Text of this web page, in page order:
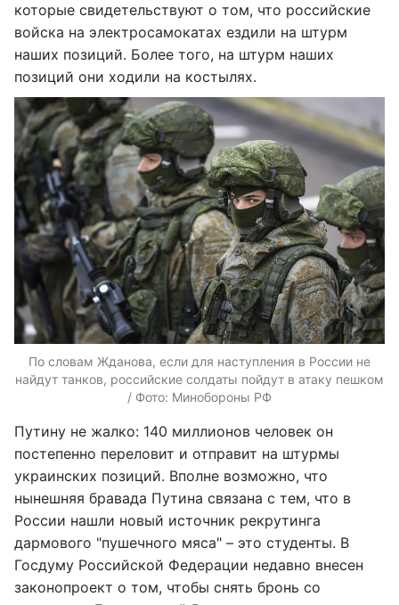
которые свидетельствуют о том, что российские
войска на электросамокатах ездили на штурм
наших позиций. Более того, на штурм наших
позиций они ходили на костылях.
По словам Жданова, если для наступления в России не
найдут танков, российские солдаты пойдут в атаку пешком
/ Фото: Минобороны РФ
Путину не жалко: 140 миллионов человек он
постепенно переловит и отправит на штурмы
украинских позиций. Вполне возможно, что
нынешняя бравада Путина связана с тем, что в
России нашли новый источник рекрутинга
дармового "пушечного мяса" – это студенты. В
Госдуму Российской Федерации недавно внесен
законопроект о том, чтобы снять бронь со